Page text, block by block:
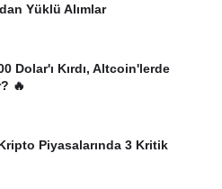
Yüklü Alımlar
Dolar'ı Kırdı, Altcoin'lerde
🔥
Piyasalarında 3 Kritik